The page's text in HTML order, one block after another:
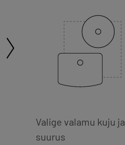
Valige valamu kuju ja
suurus